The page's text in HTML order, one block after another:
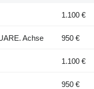
1.100 €
Achse 950 €
1.100 €
950 €